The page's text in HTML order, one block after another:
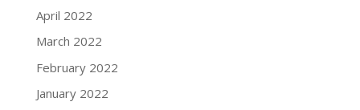
April 2022
March 2022
February 2022
January 2022